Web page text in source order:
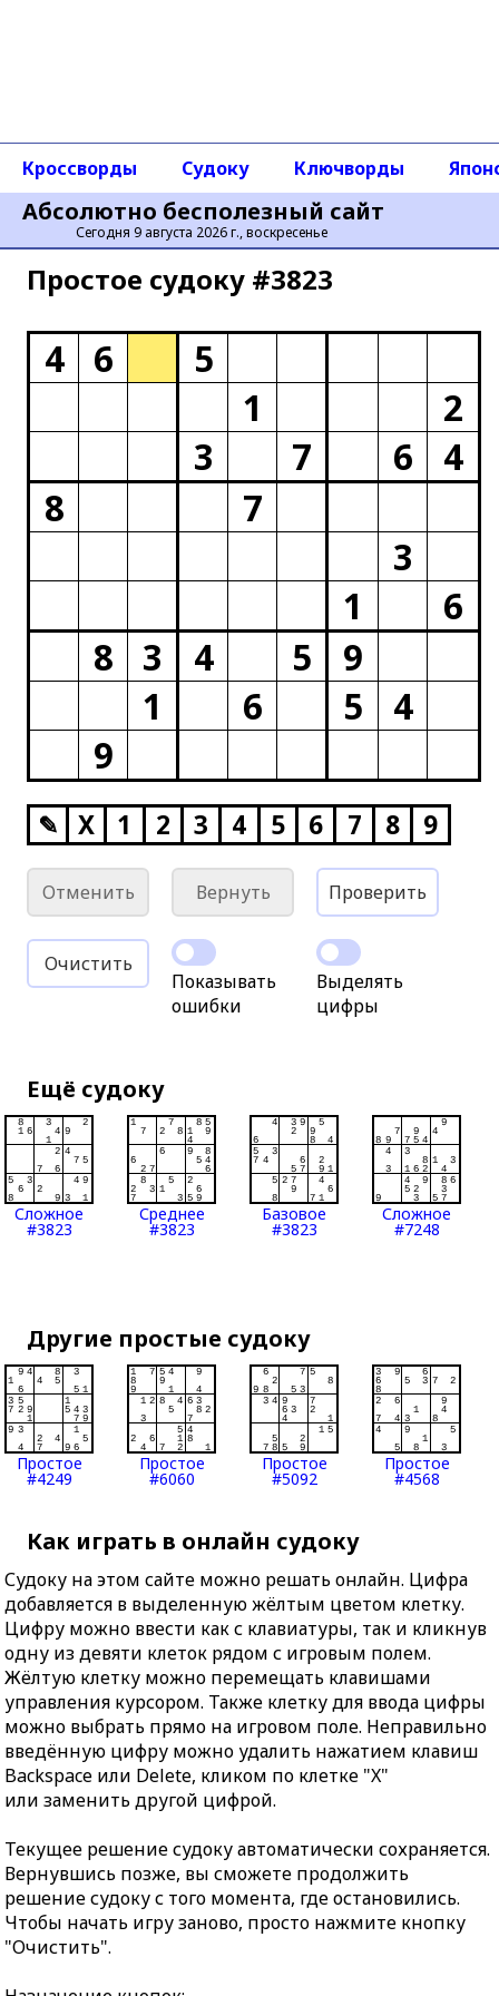
Абсолютно бесполезный сайт
Сегодня 9 августа 2026 г., воскресенье
Кроссворды Судоку Ключворды
Простое cудоку #3823
4 6
5
1
2
3
7 6
4
8
7
3
1
6
8
3 4 5
9
1
6 5
4
9
✎ X 1 2 3 4 5 6 7 8 9
Отменить Вернуть Проверить
Очистить
Показывать
ошибки
Выделять
цифры
Ещё судоку
Сложное
#3823
Среднее
#3823
Базовое
#3823
Сложное
#7248
Другие простые судоку
Простое
#4249
Простое
#6060
Простое
#5092
Простое
#4568
Как играть в онлайн судоку
Судоку на этом сайте можно решать онлайн. Цифра
добавляется в выделенную жёлтым цветом клетку.
Цифру можно ввести как с клавиатуры, так и кликнув
одну из девяти клеток рядом с игровым полем.
Жёлтую клетку можно перемещать клавишами
управления курсором. Также клетку для ввода цифры
можно выбрать прямо на игровом поле. Неправильно
введённую цифру можно удалить нажатием клавиш
Backspace или Delete, кликом по клетке "X"
или заменить другой цифрой.
Текущее решение судоку автоматически сохраняется.
Вернувшись позже, вы сможете продолжить
решение судоку с того момента, где остановились.
Чтобы начать игру заново, просто нажмите кнопку
"Очистить".